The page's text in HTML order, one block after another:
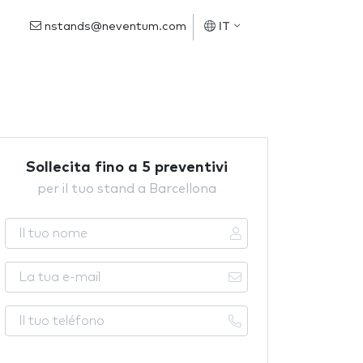
nstands@neventum.com IT
Sollecita fino a 5 preventivi
per il tuo stand a Barcellona